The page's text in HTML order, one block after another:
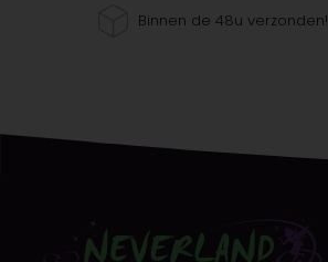
Binnen de 48u verzonden!